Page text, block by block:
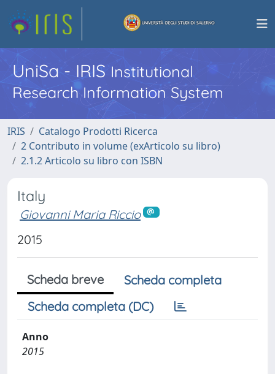
UniSa - IRISInstitutional
Research Information System
IRIS
Catalogo Prodotti Ricerca
2 Contributo in volume (exArticolo su libro)
2.1.2 Articolo su libro con ISBN
Italy
Giovanni Maria Riccio
2015
Scheda breve
Scheda completa
Scheda completa (DC)
Anno
2015